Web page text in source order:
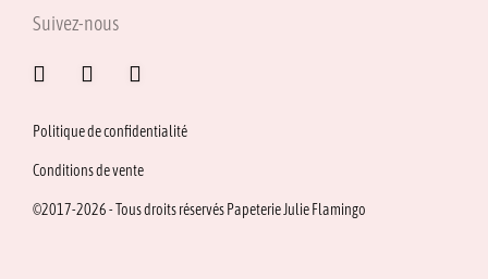
Suivez-nous
Politique de confidentialité
Conditions de vente
©2017-2026 - Tous droits réservés Papeterie Julie Flamingo